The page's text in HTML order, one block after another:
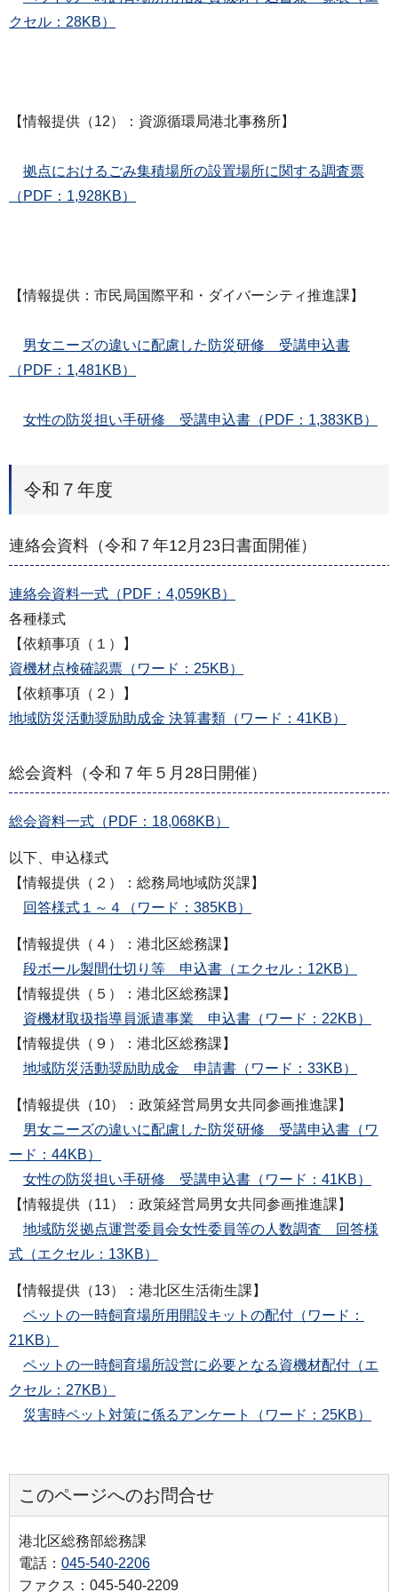
クセル：28KB）
【情報提供（12）：資源循環局港北事務所】
拠点におけるごみ集積場所の設置場所に関する調査票
（PDF：1,928KB）
【情報提供：市民局国際平和・ダイバーシティ推進課】
男女ニーズの違いに配慮した防災研修 受講申込書
（PDF：1,481KB）
女性の防災担い手研修 受講申込書（PDF：1,383KB）
令和７年度
連絡会資料（令和７年12月23日書面開催）
連絡会資料一式（PDF：4,059KB）
各種様式
【依頼事項（１）】
資機材点検確認票（ワード：25KB）
【依頼事項（２）】
地域防災活動奨励助成金 決算書類（ワード：41KB）
総会資料（令和７年５月28日開催）
総会資料一式（PDF：18,068KB）
以下、申込様式
【情報提供（２）：総務局地域防災課】
回答様式１～４（ワード：385KB）
【情報提供（４）：港北区総務課】
段ボール製間仕切り等 申込書（エクセル：12KB）
【情報提供（５）：港北区総務課】
資機材取扱指導員派遣事業 申込書（ワード：22KB）
【情報提供（９）：港北区総務課】
地域防災活動奨励助成金 申請書（ワード：33KB）
【情報提供（10）：政策経営局男女共同参画推進課】
男女ニーズの違いに配慮した防災研修 受講申込書（ワ
ード：44KB）
女性の防災担い手研修 受講申込書（ワード：41KB）
【情報提供（11）：政策経営局男女共同参画推進課】
地域防災拠点運営委員会女性委員等の人数調査 回答様
式（エクセル：13KB）
【情報提供（13）：港北区生活衛生課】
ペットの一時飼育場所用開設キットの配付（ワード：
21KB）
ペットの一時飼育場所設営に必要となる資機材配付（エ
クセル：27KB）
災害時ペット対策に係るアンケート（ワード：25KB）
このページへのお問合せ
港北区総務部総務課
電話： 045-540-2206
ファクス：045-540-2209